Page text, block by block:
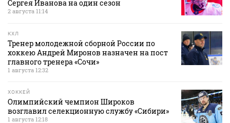
Сергея Иванова на один сезон
2 августа 11:14
КХЛ
Тренер молодежной сборной России по
хоккею Андрей Миронов назначен на пост
главного тренера «Сочи»
1 августа 12:32
ХОККЕЙ
Олимпийский чемпион Широков
возглавил селекционную службу «Сибири»
1 августа 12:18